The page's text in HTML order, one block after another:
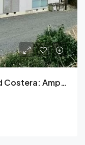
de Hormigón de 7 Dormitorios en Shima